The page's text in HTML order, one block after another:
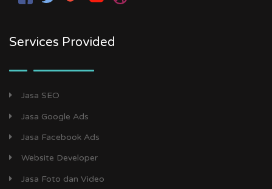
Services Provided
Jasa SEO
Jasa Google Ads
Jasa Facebook Ads
Website Developer
Jasa Foto dan Video